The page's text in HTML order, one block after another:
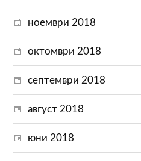
ноември 2018
октомври 2018
септември 2018
август 2018
юни 2018